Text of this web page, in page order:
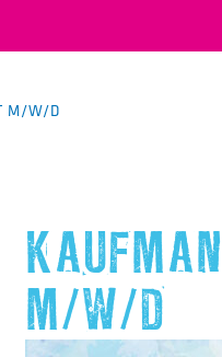
M/W/D
M/W/D